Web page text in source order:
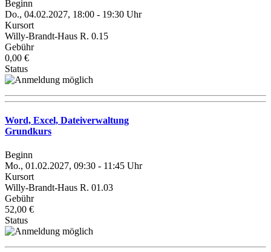
Beginn
Do., 04.02.2027, 18:00 - 19:30 Uhr
Kursort
Willy-Brandt-Haus R. 0.15
Gebühr
0,00 €
Status
Word, Excel, Dateiverwaltung
Grundkurs
Beginn
Mo., 01.02.2027, 09:30 - 11:45 Uhr
Kursort
Willy-Brandt-Haus R. 01.03
Gebühr
52,00 €
Status